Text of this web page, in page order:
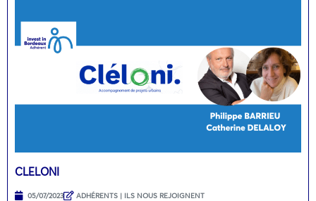
CLELONI
05/07/2023 ADHÉRENTS | ILS NOUS REJOIGNENT